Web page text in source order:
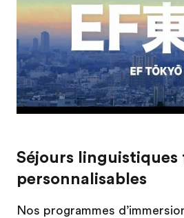
Séjours linguistiques
personnalisables
Nos programmes